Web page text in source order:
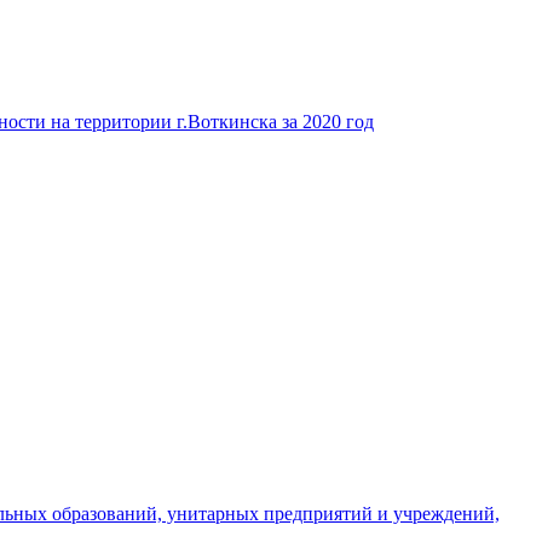
на территории г.Воткинска за 2020 год
образований, унитарных предприятий и учреждений,